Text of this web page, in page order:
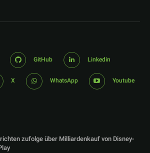
GitHub Linkedin
X WhatsApp Youtube
zufolge über Milliardenkauf von Disney-